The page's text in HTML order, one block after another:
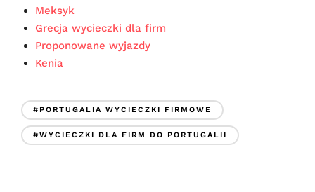
Meksyk
Grecja wycieczki dla firm
Proponowane wyjazdy
Kenia
#PORTUGALIA WYCIECZKI FIRMOWE
#WYCIECZKI DLA FIRM DO PORTUGALII